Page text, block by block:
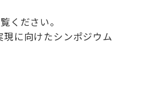
ください。
に向けたシンポジウム